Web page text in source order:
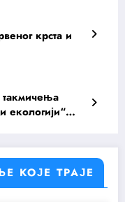
крста и
екологији“
КОЈЕ ТРАЈЕ